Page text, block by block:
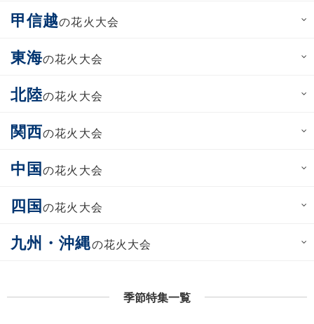
甲信越の花火大会
東海の花火大会
北陸の花火大会
関西の花火大会
中国の花火大会
四国の花火大会
九州・沖縄の花火大会
季節特集一覧